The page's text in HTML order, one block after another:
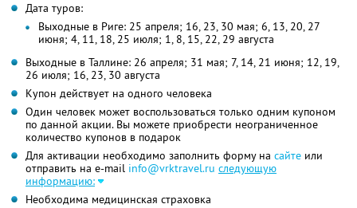
Дата туров:
Выходные в Риге: 25 апреля; 16, 23, 30 мая; 6, 13, 20, 27
июня; 4, 11, 18, 25 июля; 1, 8, 15, 22, 29 августа
Выходные в Таллине: 26 апреля; 31 мая; 7, 14, 21 июня; 12, 19,
26 июля; 16, 23, 30 августа
Купон действует на одного человека
Один человек может воспользоваться только одним купоном
по данной акции. Вы можете приобрести неограниченное
количество купонов в подарок
Для активации необходимо заполнить форму на сайте или
отправить на e-mail info@vrktravel.ru следующую
информацию:
Необходима медицинская страховка